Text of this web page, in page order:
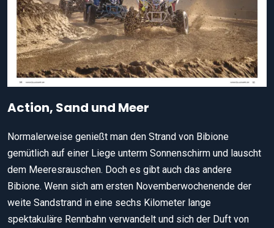
Action, Sand und Meer
Normalerweise genießt man den Strand von Bibione
gemütlich auf einer Liege unterm Sonnenschirm und lauscht
dem Meeresrauschen. Doch es gibt auch das andere
Bibione. Wenn sich am ersten Novemberwochenende der
weite Sandstrand in eine sechs Kilometer lange
spektakuläre Rennbahn verwandelt und sich der Duft von